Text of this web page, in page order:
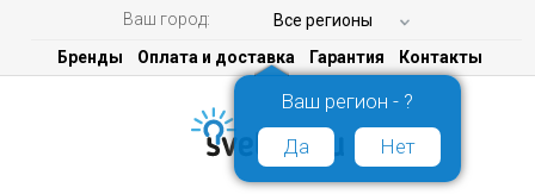
Ваш город: Все регионы
Ваш регион - ?
Да
Нет
Бренды Оплата и доставка Гарантия Контакты